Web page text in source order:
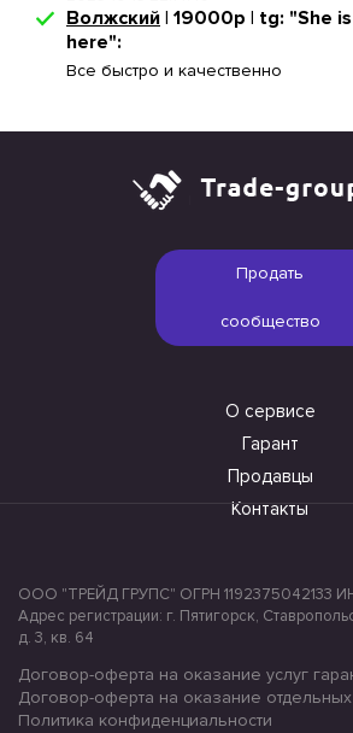
Волжский | 19000р | tg: "She
here":
Все быстро и качественно
Продать
сообщество
О сервисе
Гарант
Продавцы
Контакты
ООО "ТРЕЙД ГРУПС" ОГРН 1192375042133
Адрес регистрации: г. Пятигорск,
д. 3, кв. 64
Договор-оферта на оказание услуг
Договор-оферта на оказание отдельных
Политика конфиденциальности